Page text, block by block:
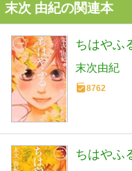
末次 由紀の関連本
ちはやふ
末次由紀
8762
ちはやふ